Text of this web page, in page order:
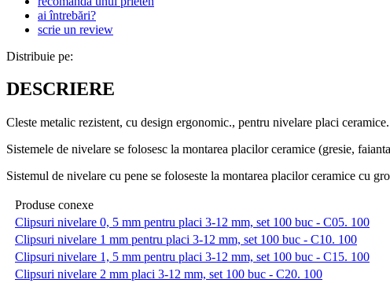
ai întrebări?
scrie un review
Distribuie pe:
DESCRIERE
Cleste metalic rezistent, cu design ergonomic., pentru nivelare placi ceramice.
Sistemele de nivelare se folosesc la montarea placilor ceramice (gresie,
Sistemul de nivelare cu pene se foloseste la montarea placilor ceramice cu
Produse conexe
Clipsuri nivelare 0, 5 mm pentru placi 3-12 mm, set 100 buc - C05. 100
Clipsuri nivelare 1 mm pentru placi 3-12 mm, set 100 buc - C10. 100
Clipsuri nivelare 1, 5 mm pentru placi 3-12 mm, set 100 buc - C15. 100
Clipsuri nivelare 2 mm placi 3-12 mm, set 100 buc - C20. 100